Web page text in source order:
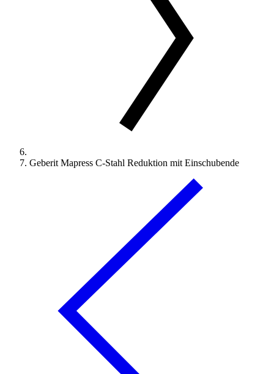
Geberit Mapress C-Stahl Reduktion mit Einschubende